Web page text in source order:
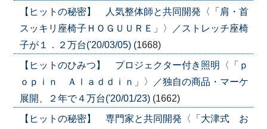
【ヒットの秘密】 人気整体師と共同開発〈「肩・首
スッキリ座椅子ＨＯＧＵＵＲＥ」〉／ストレッチ座椅
子が１．２万台('20/03/05) (1668)
【ヒットのひみつ】 プロジェクター付き照明〈「ｐ
ｏｐｉｎ Ａｌａｄｄｉｎ」〉／独自の商品・マーケ
展開、２年で４万台('20/01/23) (1662)
【ヒットの秘密】 専門家と共同開発〈「大津式 お